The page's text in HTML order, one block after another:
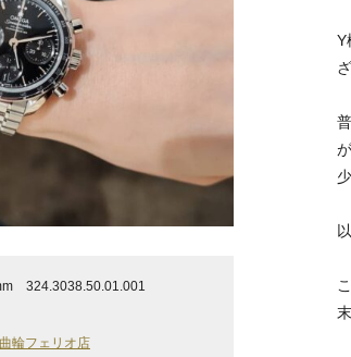
Y
が
324.3038.50.01.001
輪フェリオ店